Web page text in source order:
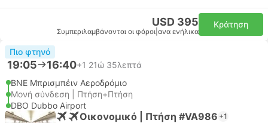
USD 395
Συμπεριλαμβάνονται οι φόροι ανα ενήλικα
Κράτηση
Πιο φτηνό
19:05 16:40+1 21ώ 35λεπτά
BNE Μπρισμπέιν Αεροδρόμιο
Μονή σύνδεση | Πτήση+Πτήση
DBO Dubbo Airport
Οικονομικό | Πτήση #VA986 +1